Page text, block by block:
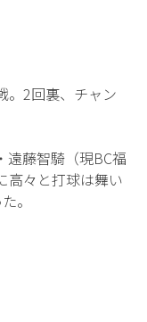
。2回裏、チャン
遠藤智騎（現BC福
高々と打球は舞い
。